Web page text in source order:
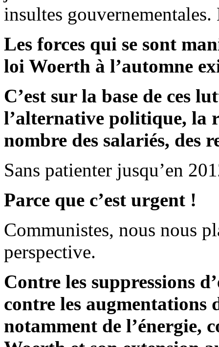
insultes
Les forces qui se sont
loi Woerth à l’automne
C’est sur la base de ces
l’alternative politique, la
nombre des salariés, des
Sans patienter jusqu’en
Parce que c’est urgent !
Communistes, nous nous
perspective.
Contre les suppressions
contre les augmentations
notamment de l’énergie,